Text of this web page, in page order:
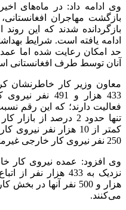
وی ادامه داد: در ماه‌های
ادامه یافته است. شرایط
حد امکان رعایت شده اما
آنان توسط طرف افغانستانی
433 هزار و 491
تنها حدود 2 درصد از
250 نفر نیروی کار خارجی غیرمتخصص محسوب می‌شوند.
وی افزود: عمده نیروی کار
نزدیک به 433 هزار
هزار و 500 نفر آنها
می‌کنند.